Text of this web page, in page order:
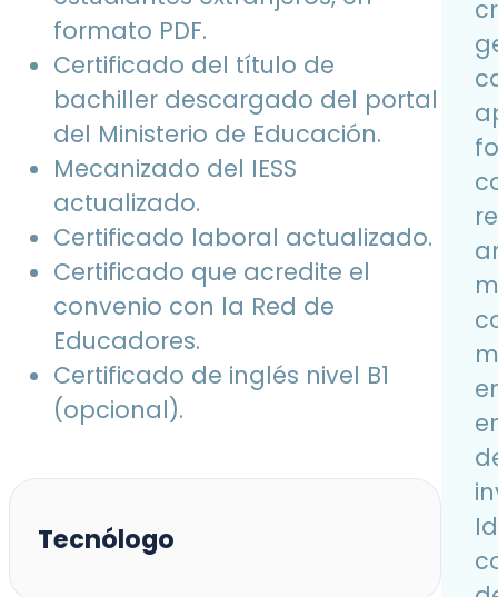
formato PDF.
Certificado del título de
bachiller descargado del portal
del Ministerio de Educación.
Mecanizado del IESS
actualizado.
Certificado laboral actualizado.
Certificado que acredite el
convenio con la Red de
Educadores.
Certificado de inglés nivel B1
(opcional).
Tecnólogo